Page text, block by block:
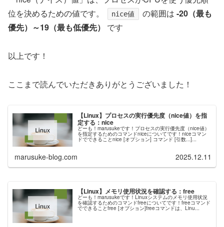
位を決めるための値です。
nice値 の範囲は -20（最も
優先）～19（最も低優先）
です
以上です！
ここまで読んでいただきありがとうございました！
【Linux】プロセスの実行優先度（nice値）を指
定する：nice
どーも！marusukeです！プロセスの実行優先度（nice値）
を指定するためのコマンドniceについてです！niceコマン
ドでできることnice [オプション] コマンド [引数...]...
marusuke-blog.com 2025.12.11
【Linux】メモリ使用状況を確認する：free
どーも！marusukeです！Linuxシステムのメモリ使用状況
を確認するためのコマンドfreeについてです！freeコマンド
でできることfree [オプション]freeコマンドは、Linu...